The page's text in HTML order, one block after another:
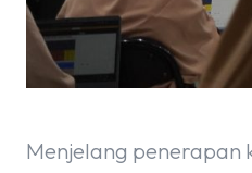
Menjelang penerapan